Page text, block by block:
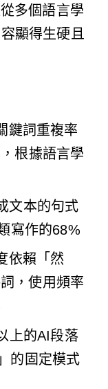
多個語言學
顯得生硬且
鍵詞重複率
根據語言學
文本的句式
寫作的68%
依賴「然
，使用頻率
上的AI段落
的固定模式